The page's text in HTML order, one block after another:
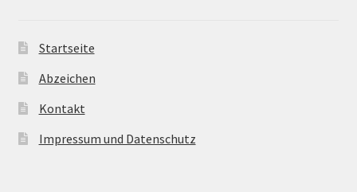
Startseite
Abzeichen
Kontakt
Impressum und Datenschutz